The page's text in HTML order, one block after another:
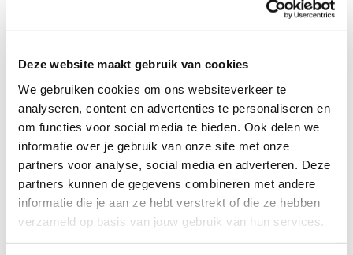
Deze website maakt gebruik van cookies
We gebruiken cookies om ons websiteverkeer te
analyseren, content en advertenties te personaliseren en
om functies voor social media te bieden. Ook delen we
informatie over je gebruik van onze site met onze
partners voor analyse, social media en adverteren. Deze
partners kunnen de gegevens combineren met andere
informatie die je aan ze hebt verstrekt of die ze hebben
verzameld op basis van jouw gebruik van hun services.
Waarvoor heb je vitamine C
Vitamine C heeft verschillende functies in het
lichaam:
Vitamine C beschermt alsantioxidantje
lichaamscellen tegen schade.
Vitamine C speelt een rol bij de vorming van
bindweefsel.
Vitamine C draagt bij aan de opname vanijzer.